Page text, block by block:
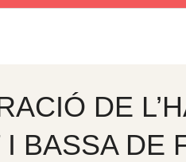
DE
I BASSA DE